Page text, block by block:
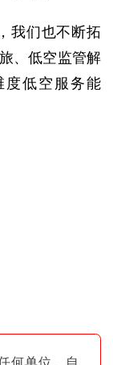
们也不断拓
、低空监管解
低空服务能
何单位、自